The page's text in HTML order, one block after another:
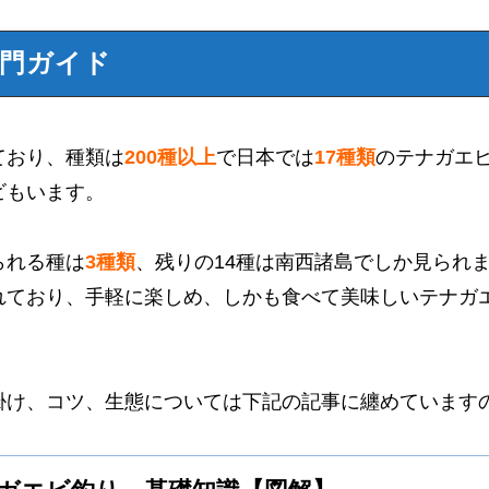
ガイド
り、種類は200種以上で日本では17種類のテナガエ
います。
れる種は3種類、残りの14種は南西諸島でしか見られ
おり、手軽に楽しめ、しかも食べて美味しいテナガ
、コツ、生態については下記の記事に纏めています